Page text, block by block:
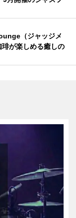
（ジャッジメ
が楽しめる癒しの